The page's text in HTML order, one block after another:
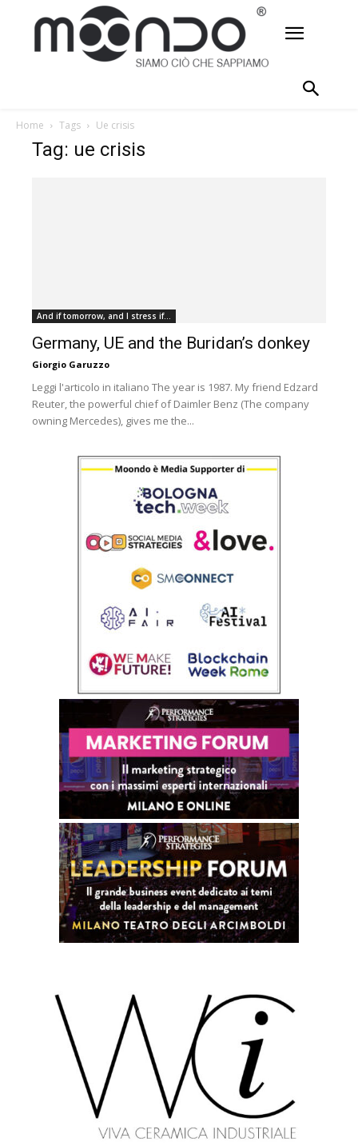
Home Tags Ue crisis
Tag: ue crisis
And if tomorrow, and I stress if...
Germany, UE and the Buridan’s donkey
Giorgio Garuzzo
Leggi l'articolo in italiano The year is 1987. My friend Edzard
Reuter, the powerful chief of Daimler Benz (The company
owning Mercedes), gives me the...